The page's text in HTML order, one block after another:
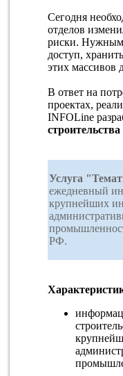
Сегодня
отделов
риски.
доступ,
этих массивов
В ответ на
проектах,
INFOLine
Услуга
ежедневный
крупнейших
РФ.